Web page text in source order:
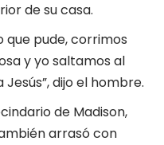
de su casa.
que pude, corrimos
y yo saltamos al
dijo el hombre.
de Madison,
arrasó con